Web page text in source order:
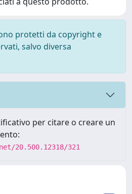
protetti da copyright e
salvo diversa
per citare o creare un
20.500.12318/321